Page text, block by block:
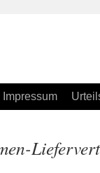
Impressum